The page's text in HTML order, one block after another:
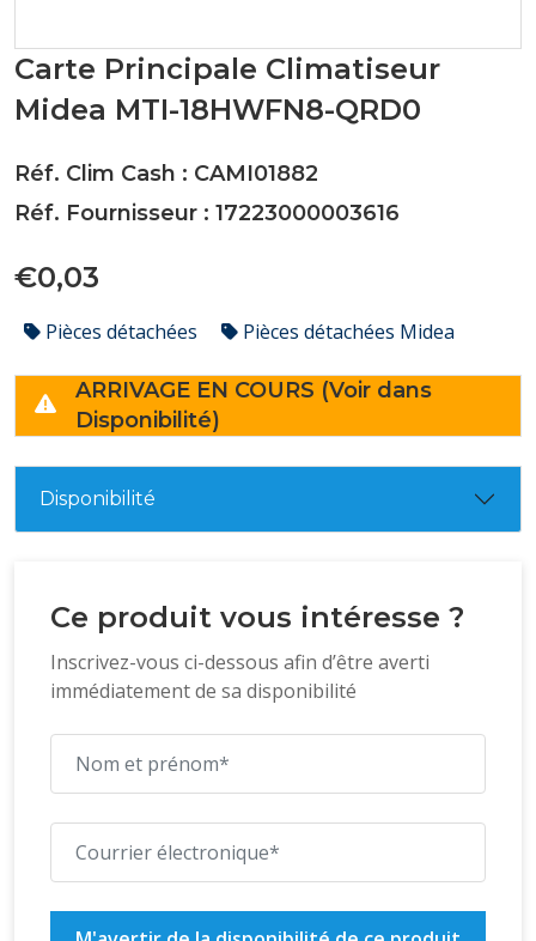
Carte Principale Climatiseur
Midea MTI-18HWFN8-QRD0
Réf. Clim Cash : CAMI01882
Réf. Fournisseur : 17223000003616
€0,03
Pièces détachées Pièces détachées Midea
ARRIVAGE EN COURS (Voir dans
Disponibilité)
Disponibilité
Ce produit vous intéresse ?
Inscrivez-vous ci-dessous afin d’être averti
immédiatement de sa disponibilité